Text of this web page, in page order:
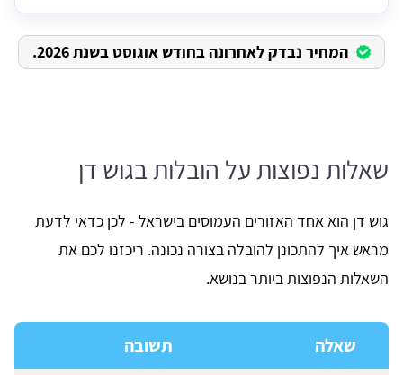
המחיר נבדק לאחרונה בחודש אוגוסט בשנת 2026.
שאלות נפוצות על הובלות בגוש דן
גוש דן הוא אחד האזורים העמוסים בישראל - לכן כדאי לדעת
מראש איך להתכונן להובלה בצורה נכונה. ריכזנו לכם את
השאלות הנפוצות ביותר בנושא.
שאלה תשובה